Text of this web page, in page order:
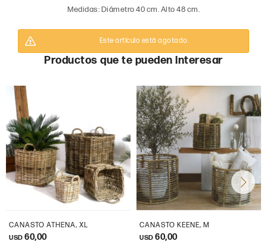
Medidas: Diámetro 40 cm. Alto 48 cm.
Este artículo está agotado.
Productos que te pueden interesar
CANASTO ATHENA, XL
USD 60,00
CANASTO KEENE, M
USD 60,00